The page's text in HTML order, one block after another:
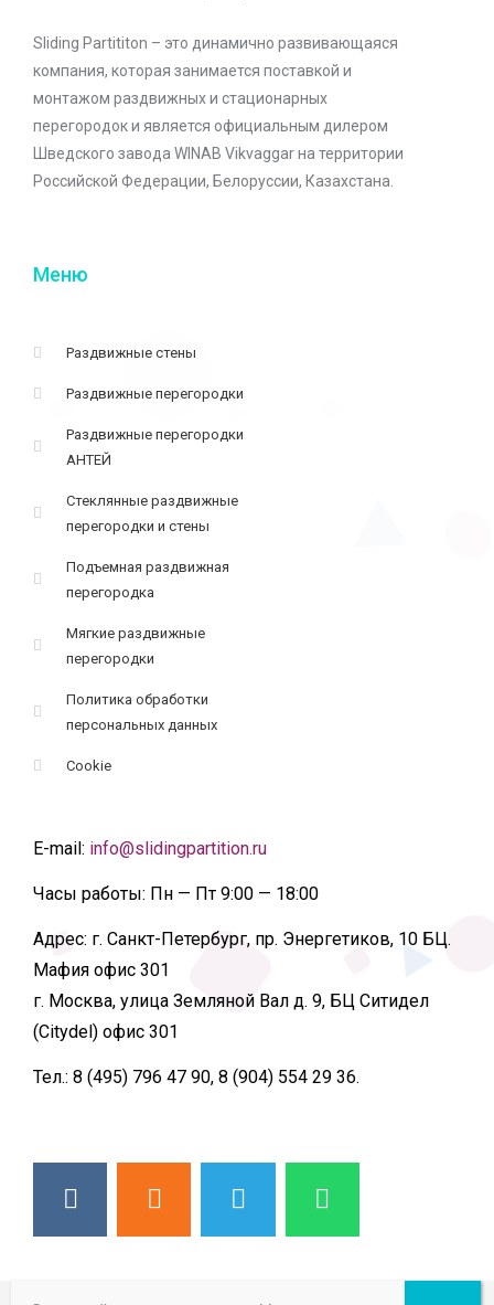
Sliding Partititon – это динамично развивающаяся
компания, которая занимается поставкой и
монтажом раздвижных и стационарных
перегородок и является официальным дилером
Шведского завода WINAB Vikvaggar на территории
Российской Федерации, Белоруссии, Казахстана.
Меню
Раздвижные стены
Раздвижные перегородки
Раздвижные перегородки
АНТЕЙ
Стеклянные раздвижные
перегородки и стены
Подъемная раздвижная
перегородка
Мягкие раздвижные
перегородки
Политика обработки
персональных данных
Cookie
E-mail: info@slidingpartition.ru
Часы работы: Пн — Пт 9:00 — 18:00
Адрес: г. Санкт-Петербург, пр. Энергетиков, 10 БЦ.
Мафия офис 301
г. Москва, улица Земляной Вал д. 9, БЦ Ситидел
(Citydel) офис 301
Тел.: 8 (495) 796 47 90, 8 (904) 554 29 36.